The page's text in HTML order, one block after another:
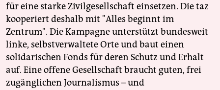
für eine starke Zivilgesellschaft einsetzen. Die taz
kooperiert deshalb mit "Alles beginnt im
Zentrum". Die Kampagne unterstützt bundesweit
linke, selbstverwaltete Orte und baut einen
solidarischen Fonds für deren Schutz und Erhalt
auf. Eine offene Gesellschaft braucht guten, frei
zugänglichen Journalismus – und